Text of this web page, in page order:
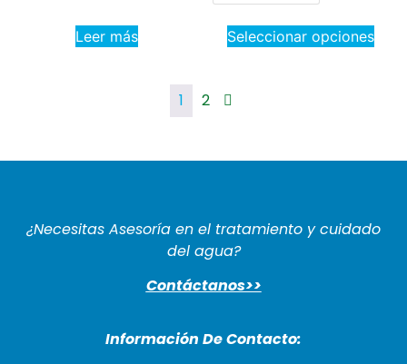
Leer más Seleccionar opciones
1 2
¿Necesitas Asesoría en el tratamiento y cuidado
del agua?
Contáctanos>>
Información De Contacto: